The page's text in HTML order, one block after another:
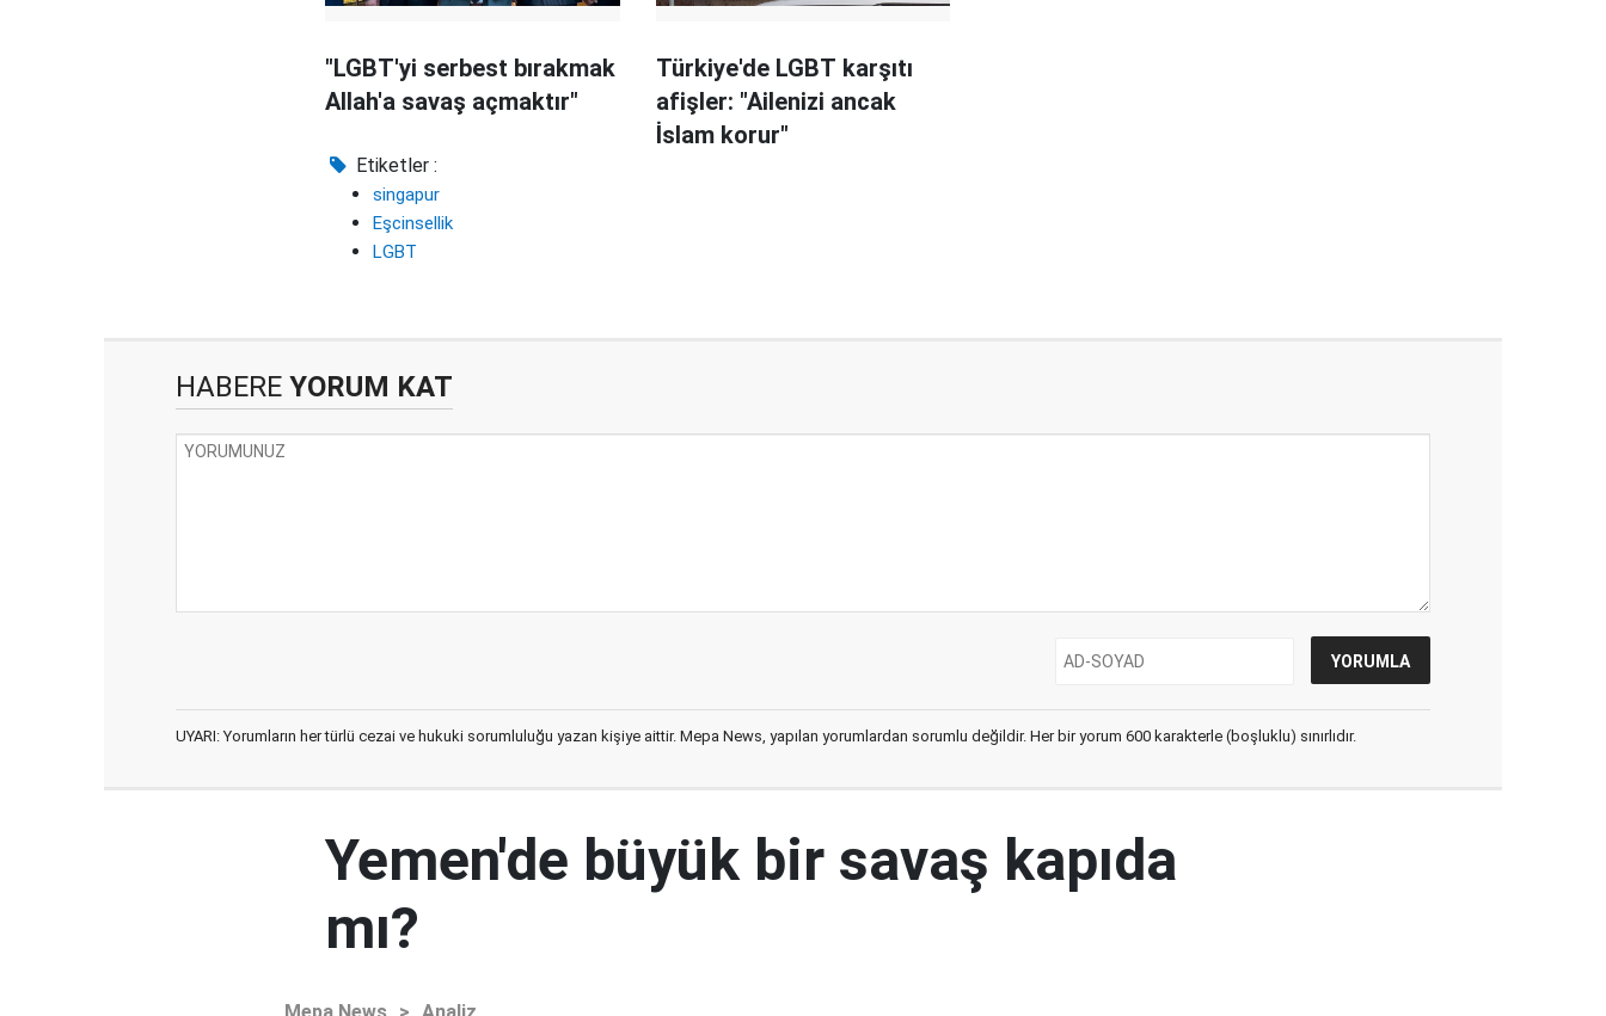
"LGBT'yi serbest bırakmak
Allah'a savaş açmaktır"
Türkiye'de LGBT karşıtı
afişler: "Ailenizi ancak
İslam korur"
Etiketler :
singapur
Eşcinsellik
LGBT
HABERE YORUM KAT
UYARI: Yorumların her türlü cezai ve hukuki sorumluluğu yazan kişiye aittir. Mepa News, yapılan yorumlardan sorumlu değildir. Her bir yorum 600 karakterle (boşluklu) sınırlıdır.
Yemen'de büyük bir savaş kapıda
mı?